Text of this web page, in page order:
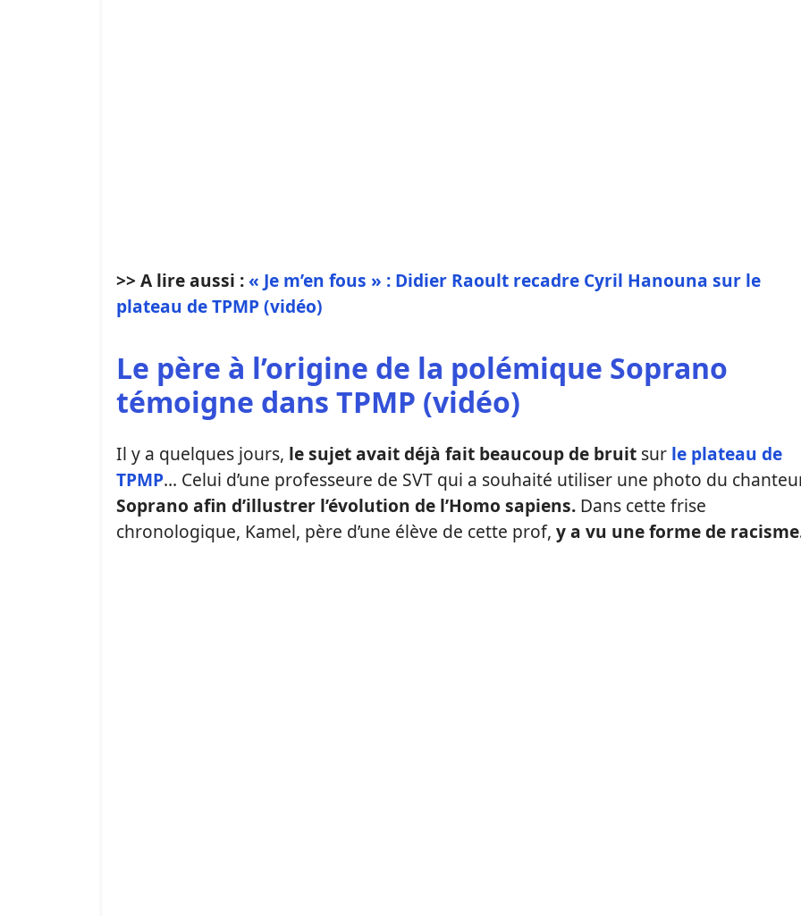
>> A lire aussi :« Je m’en fous » : Didier Raoult recadre Cyril Hanouna sur le
plateau de TPMP (vidéo)
Le père à l’origine de la polémique Soprano
témoigne dans TPMP (vidéo)
Il y a quelques jours, le sujet avait déjà fait beaucoup de bruit sur le plateau de
TPMP… Celui d’une professeure de SVT qui a souhaité utiliser une photo du
Soprano afin d’illustrer l’évolution de l’Homo sapiens. Dans cette frise
chronologique, Kamel, père d’une élève de cette prof, y a vu une forme de